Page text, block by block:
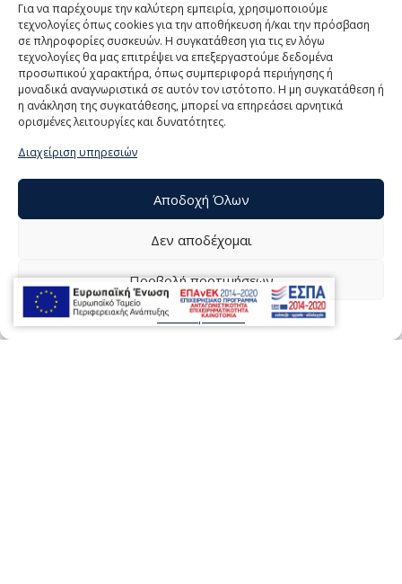
Για να παρέχουμε την καλύτερη εμπειρία, χρησιμοποιούμε
τεχνολογίες όπως cookies για την αποθήκευση ή/και την πρόσβαση
σε πληροφορίες συσκευών. Η συγκατάθεση για τις εν λόγω
τεχνολογίες θα μας επιτρέψει να επεξεργαστούμε δεδομένα
προσωπικού χαρακτήρα, όπως συμπεριφορά περιήγησης ή
μοναδικά αναγνωριστικά σε αυτόν τον ιστότοπο. Η μη συγκατάθεση ή
η ανάκληση της συγκατάθεσης, μπορεί να επηρεάσει αρνητικά
ορισμένες λειτουργίες και δυνατότητες.
Διαχείριση υπηρεσιών
Αποδοχή Όλων
Δεν αποδέχομαι
Προβολή προτιμήσεων
Πολιτική Cookies